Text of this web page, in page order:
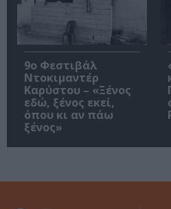
9ο Φεστιβάλ
Ντοκιμαντέρ
Καρύστου – «Ξένος
εδώ, ξένος εκεί,
όπου κι αν πάω
ξένος»